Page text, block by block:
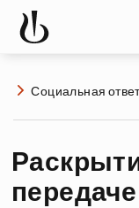
Социальная